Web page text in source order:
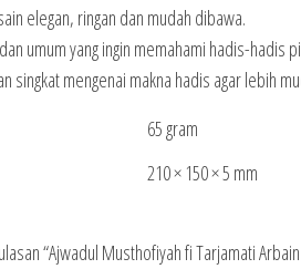
elegan, ringan dan mudah dibawa.
umum yang ingin memahami hadis-hadis
singkat mengenai makna hadis agar lebih
65 gram
210 × 150 × 5 mm
“Ajwadul Musthofiyah fi Tarjamati